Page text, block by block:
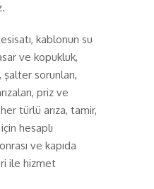
kablonun su
ve kopukluk,
şalter sorunları,
priz ve
türlü arıza, tamir,
hesaplı
ve kapıda
ile hizmet